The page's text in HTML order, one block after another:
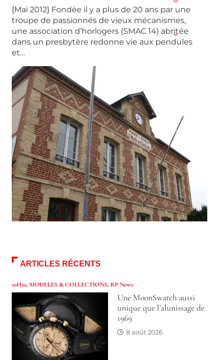
{Mai 2012} Fondée il y a plus de 20 ans par une
troupe de passionnés de vieux mécanismes,
une association d’horlogers (SMAC 14) abritée
dans un presbytère redonne vie aux pendules
et…
ARTICLES RÉCENTS
10H10,MODELES & COLLECTIONS, RP News
Une MoonSwatch aussi
unique que l’alunissage de
1969
8 août 2026